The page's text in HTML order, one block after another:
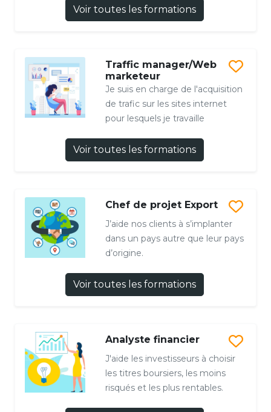
Voir toutes les formations
Traffic manager/Web
marketeur
Je suis en charge de l'acquisition
de trafic sur les sites internet
pour lesquels je travaille
Voir toutes les formations
Chef de projet Export
J’aide nos clients à s’implanter
dans un pays autre que leur pays
d’origine.
Voir toutes les formations
Analyste financier
J'aide les investisseurs à choisir
les titres boursiers, les moins
risqués et les plus rentables.